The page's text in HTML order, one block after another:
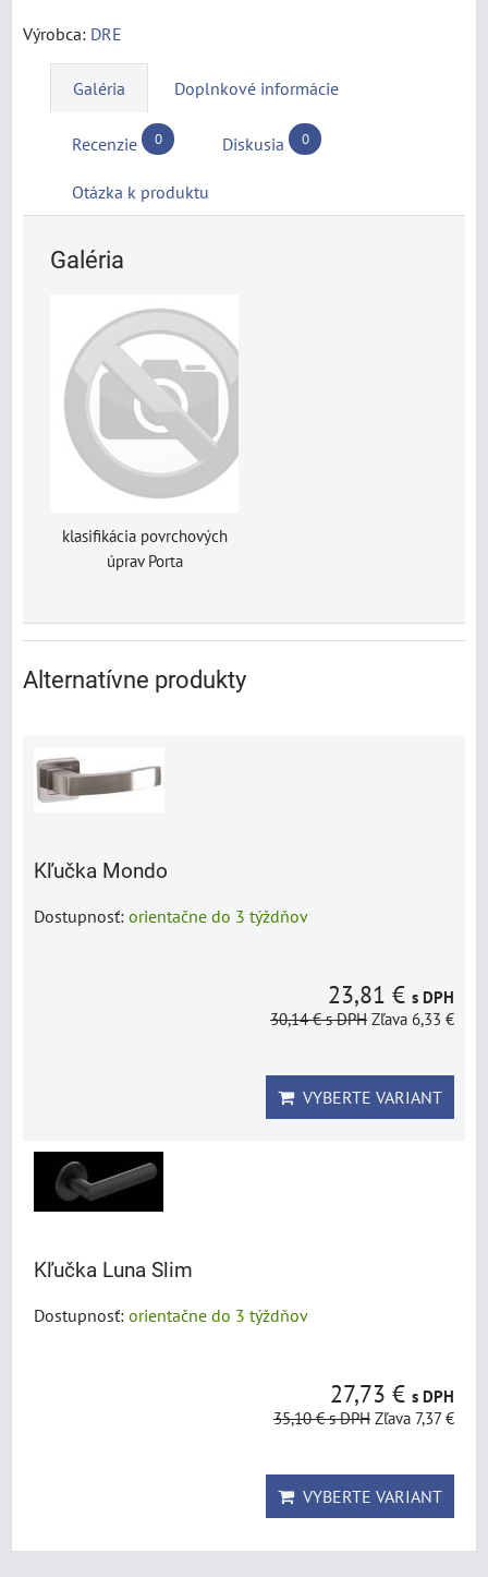
Výrobca: DRE
Galéria Doplnkové informácie
Recenzie 0 Diskusia 0
Otázka k produktu
Galéria
klasifikácia povrchových
úprav Porta
Alternatívne produkty
Kľučka Mondo
Dostupnosť: orientačne do 3 týždňov
23,81 € s DPH
30,14 €s DPH Zľava 6,33 €
VYBERTE VARIANT
Kľučka Luna Slim
Dostupnosť: orientačne do 3 týždňov
27,73 € s DPH
35,10 €s DPH Zľava 7,37 €
VYBERTE VARIANT